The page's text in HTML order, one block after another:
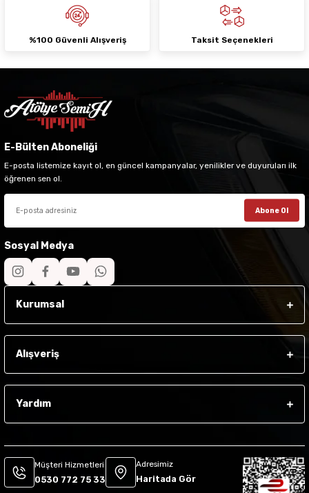
%100 Güvenli Alışveriş Taksit Seçenekleri
E-Bülten Aboneliği
E-posta listemize kayıt ol, en güncel kampanyalar, yenilikler ve duyuruları ilk
öğrenen sen ol.
Abone Ol
Sosyal Medya
Kurumsal
Alışveriş
Yardım
Müşteri Hizmetleri
0530 772 75 33
Adresimiz
Haritada Gör